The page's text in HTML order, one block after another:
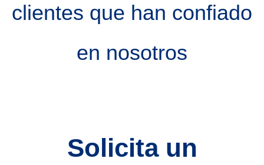
clientes que han confiado
en nosotros
Solicita un